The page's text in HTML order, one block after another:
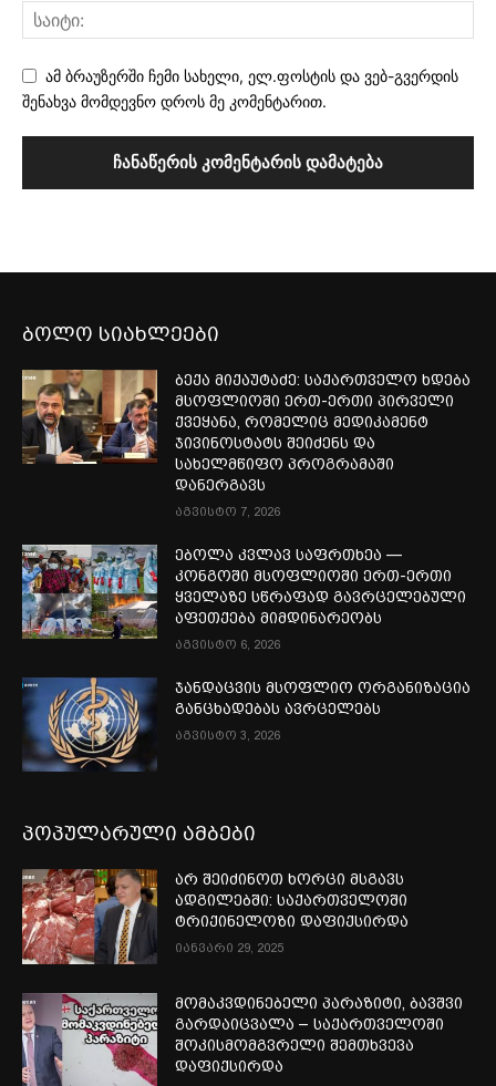
ამ ბრაუზერში ჩემი სახელი, ელ.ფოსტის და ვებ-გვერდის
შენახვა მომდევნო დროს მე კომენტარით.
ბოლო სიახლეები
ბექა მიქაუტაძე: საქართველო ხდება
მსოფლიოში ერთ-ერთი პირველი
ქვეყანა, რომელიც მედიკამენტ
ჯივინოსტატს შეიძენს და
სახელმწიფო პროგრამაში
დანერგავს
აგვისტო 7, 2026
ებოლა კვლავ საფრთხეა —
კონგოში მსოფლიოში ერთ-ერთი
ყველაზე სწრაფად გავრცელებული
აფეთქება მიმდინარეობს
აგვისტო 6, 2026
ჯანდაცვის მსოფლიო ორგანიზაცია
განცხადებას ავრცელებს
აგვისტო 3, 2026
პოპულარული ამბები
არ შეიძინოთ ხორცი მსგავს
ადგილებში: საქართველოში
ტრიქინელოზი დაფიქსირდა
იანვარი 29, 2025
მომაკვდინებელი პარაზიტი, ბავშვი
გარდაიცვალა – საქართველოში
შოკისმომგვრელი შემთხვევა
დაფიქსირდა